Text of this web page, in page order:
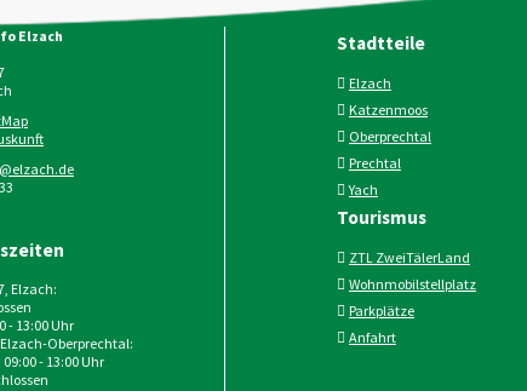
Elzach
Elzach:
- 13:00 Uhr
Oberprechtal:
- 13:00 Uhr
Stadtteile
Elzach
Katzenmoos
Oberprechtal
Prechtal
Yach
Tourismus
ZTL ZweiTälerLand
Wohnmobilstellplatz
Parkplätze
Anfahrt